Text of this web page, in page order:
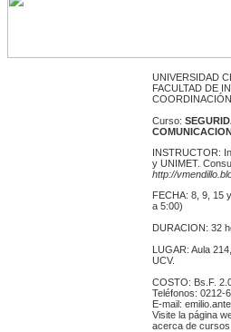
UNIVERSIDAD
FACULTAD DE
Curso:
INSTRUCTOR:
y UNIMET.
http://
FECHA: 8, 9, 15
a 5:00)
DURACION: 32
LUGAR: Aula
UCV.
COSTO: Bs.F.
Teléfonos: 0212-
E-mail:
Visite la página
acerca de cursos